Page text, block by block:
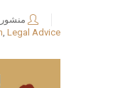
Legal Advice